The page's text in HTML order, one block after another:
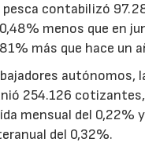
contabilizó
menos que en
más que hace un
autónomos,
254.126
mensual del 0,22%
del 0,32%.